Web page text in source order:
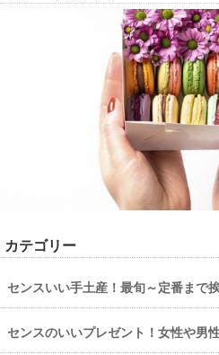
カテゴリー
センスいい手土産！最旬～定番まで
センスのいいプレゼント！女性や男